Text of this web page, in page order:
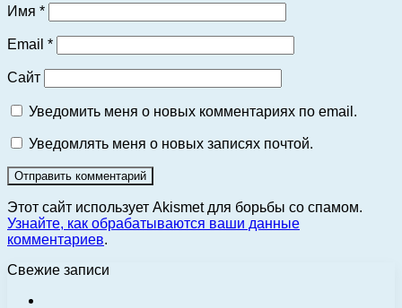
Имя *
Email *
Сайт
Уведомить меня о новых комментариях по email.
Уведомлять меня о новых записях почтой.
Этот сайт использует Akismet для борьбы со спамом.
Узнайте, как обрабатываются ваши данные
комментариев.
Свежие записи